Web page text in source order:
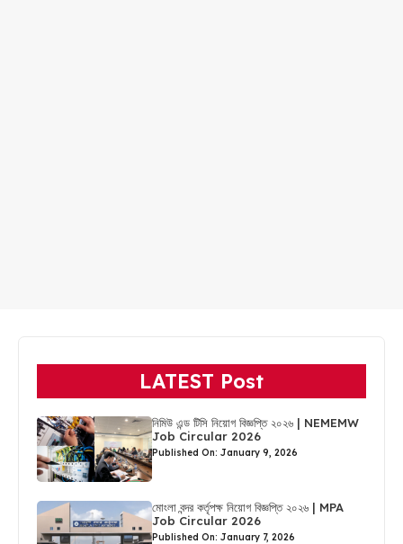
LATEST Post
নিমিউ এন্ড টিসি নিয়োগ বিজ্ঞপ্তি ২০২৬ | NEMEMW
Job Circular 2026
Published On: January 9, 2026
মোংলা বন্দর কর্তৃপক্ষ নিয়োগ বিজ্ঞপ্তি ২০২৬ | MPA
Job Circular 2026
Published On: January 7, 2026